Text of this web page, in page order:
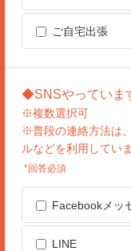
ご自宅出張
◆SNSやっていま
※複数選択可
※普段の連絡方法は
ルなどを利用していま
*回答必須
Facebookメッ
LINE